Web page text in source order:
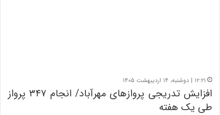
۱۲:۲۱ | دوشنبه، ۱۴ اردیبهشت ۱۴۰۵
افزایش تدریجی پروازهای مهرآباد/ انجام ۳۴۷ پرواز
طی یک هفته